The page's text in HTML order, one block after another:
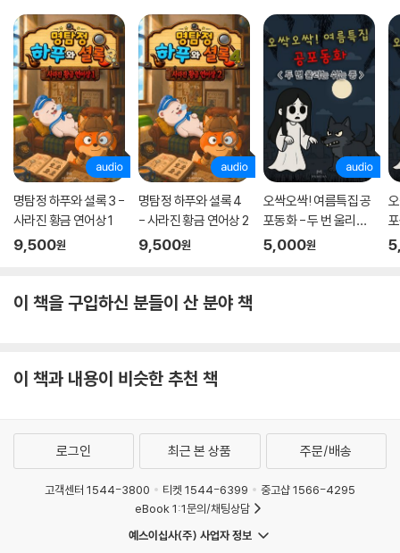
명탐정 하푸와 셜록 3 -
사라진 황금 연어상 1
9,500원
명탐정 하푸와 셜록 4
- 사라진 황금 연어상 2
9,500원
오싹오싹! 여름특집 공
포동화 - 두 번 울리는
쉬는 종
5,000원
이 책을 구입하신 분들이 산 분야 책
이 책과 내용이 비슷한 추천 책
로그인 최근 본 상품 주문/배송
고객센터 1544-3800 티켓 1544-6399
중고샵 1566-4295
eBook 1:1문의/채팅상담
예스이십사(주) 사업자 정보